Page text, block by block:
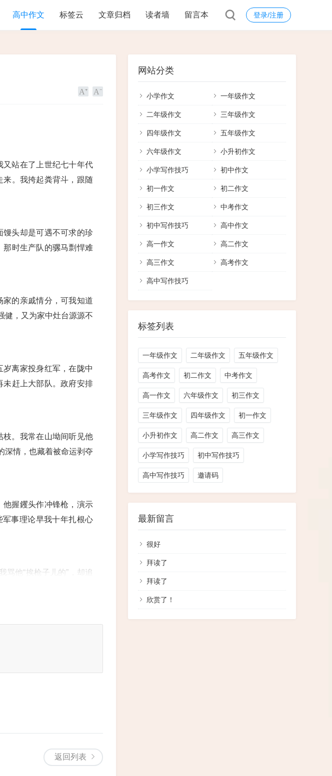
登录/注册
高中作文 标签云 文章归档 读者墙 留言本
又站在了上世纪七十年代
来。我挎起粪背斗，跟随
头却是可遇不可求的珍
时生产队的骡马剽悍难
的亲戚情分，可我知道
健，又为家中灶台源源不
离家投身红军，在陇中
未赶上大部队。政府安排
枝。我常在山坳间听见他
深情，也藏着被命运剥夺
他握钁头作冲锋枪，演示
军事理论早我十年扎根心
骂他“挨枪子儿的”，却追
的威严与祖父的慈爱交
毕业那年，杨大奶送来
革命者与守望者，却让
的田野上，我总想起那
让革命者的故事永远回
返回列表
网站分类
小学作文 一年级作文
二年级作文 三年级作文
四年级作文 五年级作文
六年级作文 小升初作文
小学写作技巧 初中作文
初一作文 初二作文
初三作文 中考作文
初中写作技巧 高中作文
高一作文 高二作文
高三作文 高考作文
高中写作技巧
标签列表
一年级作文 二年级作文 五年级作文
高考作文 初二作文 中考作文
高一作文 六年级作文 初三作文
三年级作文 四年级作文 初一作文
小升初作文 高二作文 高三作文
小学写作技巧 初中写作技巧
高中写作技巧 邀请码
最新留言
很好
拜读了
拜读了
欣赏了！